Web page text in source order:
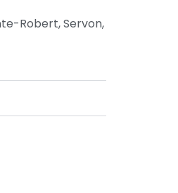
Robert, Servon,